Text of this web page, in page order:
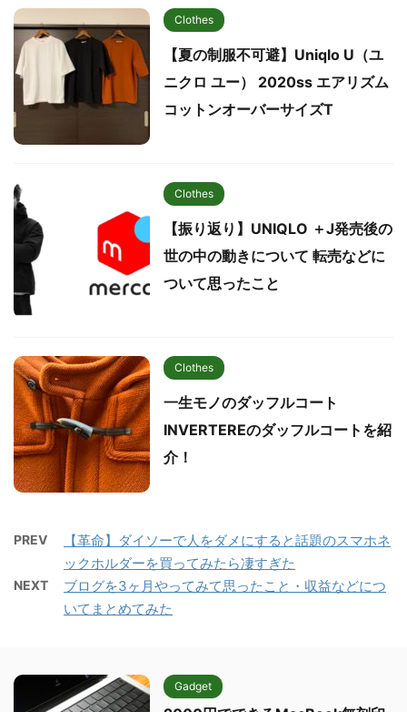
Clothes
【夏の制服不可避】Uniqlo U（ユ
ニクロ ユー） 2020ss エアリズム
コットンオーバーサイズT
Clothes
【振り返り】UNIQLO ＋J発売後の
世の中の動きについて 転売などに
ついて思ったこと
Clothes
一生モノのダッフルコート
INVERTEREのダッフルコートを紹
介！
PREV
【革命】ダイソーで人をダメにすると話題のスマホネ
ックホルダーを買ってみたら凄すぎた
NEXT
ブログを3ヶ月やってみて思ったこと・収益などにつ
いてまとめてみた
Gadget